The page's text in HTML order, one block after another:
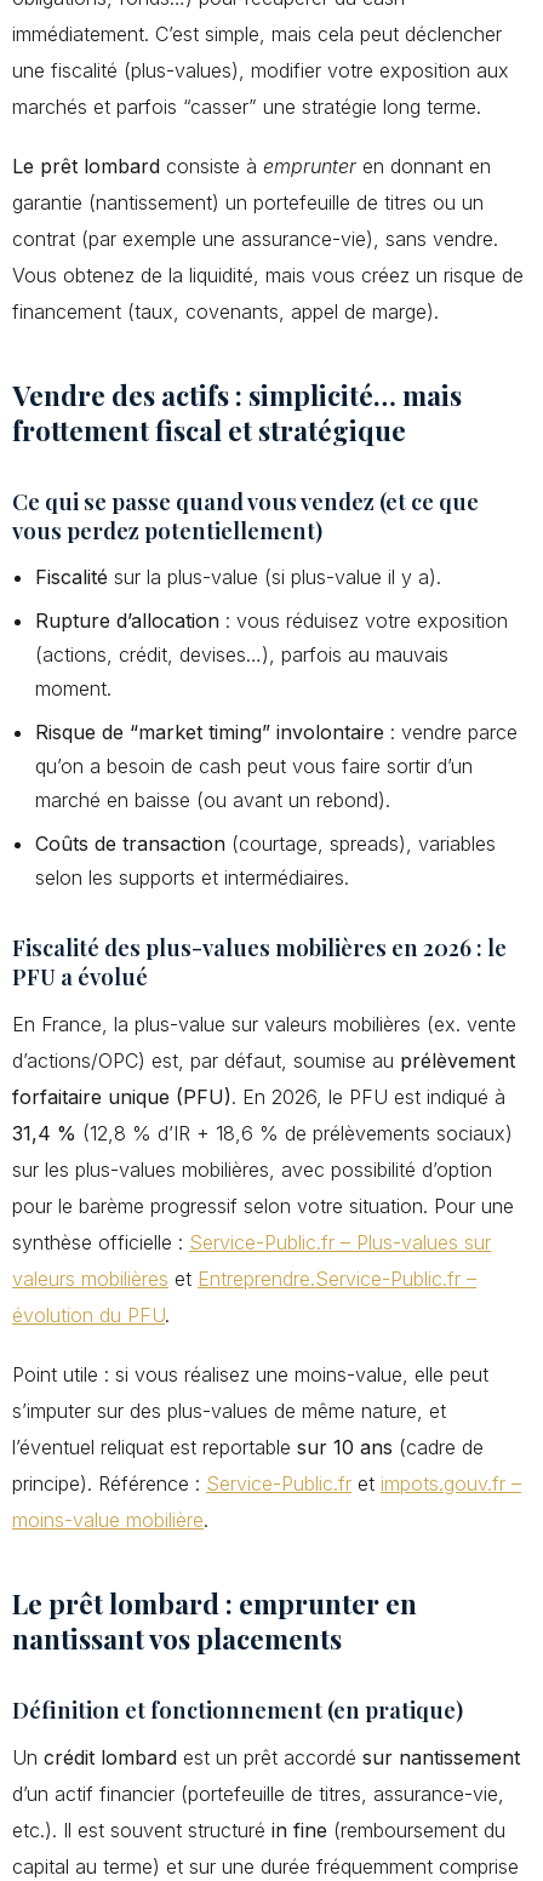
immédiatement. C’est simple, mais cela peut déclencher
une fiscalité (plus-values), modifier votre exposition aux
marchés et parfois “casser” une stratégie long terme.
Le prêt lombard consiste à emprunter en donnant en
garantie (nantissement) un portefeuille de titres ou un
contrat (par exemple une assurance-vie), sans vendre.
Vous obtenez de la liquidité, mais vous créez un risque de
financement (taux, covenants, appel de marge).
Vendre des actifs : simplicité… mais
frottement fiscal et stratégique
Ce qui se passe quand vous vendez (et ce que
vous perdez potentiellement)
Fiscalité sur la plus-value (si plus-value il y a).
Rupture d’allocation : vous réduisez votre exposition
(actions, crédit, devises…), parfois au mauvais
moment.
Risque de “market timing” involontaire : vendre parce
qu’on a besoin de cash peut vous faire sortir d’un
marché en baisse (ou avant un rebond).
Coûts de transaction (courtage, spreads), variables
selon les supports et intermédiaires.
Fiscalité des plus-values mobilières en 2026 : le
PFU a évolué
En France, la plus-value sur valeurs mobilières (ex. vente
d’actions/OPC) est, par défaut, soumise au prélèvement
forfaitaire unique (PFU). En 2026, le PFU est indiqué à
31,4 % (12,8 % d’IR + 18,6 % de prélèvements sociaux)
sur les plus-values mobilières, avec possibilité d’option
pour le barème progressif selon votre situation. Pour une
synthèse officielle : Service-Public.fr – Plus-values sur
valeurs mobilières et Entreprendre.Service-Public.fr –
évolution du PFU.
Point utile : si vous réalisez une moins-value, elle peut
s’imputer sur des plus-values de même nature, et
l’éventuel reliquat est reportable sur 10 ans (cadre de
principe). Référence : Service-Public.fr et impots.gouv.fr –
moins-value mobilière.
Le prêt lombard : emprunter en
nantissant vos placements
Définition et fonctionnement (en pratique)
Un crédit lombard est un prêt accordé sur nantissement
d’un actif financier (portefeuille de titres, assurance-vie,
etc.). Il est souvent structuré in fine (remboursement du
capital au terme) et sur une durée fréquemment comprise